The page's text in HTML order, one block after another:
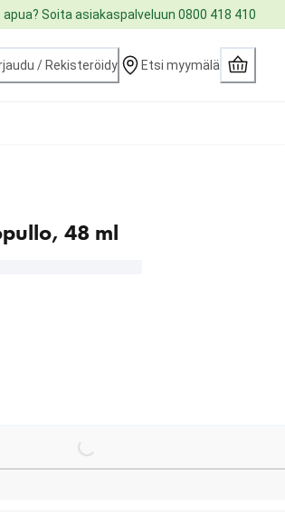
Soita asiakaspalveluun 0800 418 410
/ Rekisteröidy Etsi myymälä
48 ml
Loading...